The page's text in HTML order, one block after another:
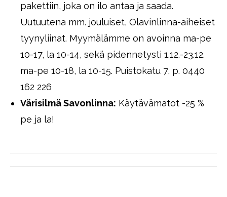
pakettiin, joka on ilo antaa ja saada.
Uutuutena mm. jouluiset, Olavinlinna-aiheiset
tyynyliinat. Myymälämme on avoinna ma-pe
10-17, la 10-14, sekä pidennetysti 1.12.-23.12.
ma-pe 10-18, la 10-15. Puistokatu 7, p. 0440
162 226
Värisilmä Savonlinna: Käytävämatot -25 %
pe ja la!